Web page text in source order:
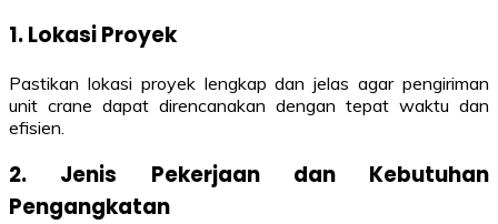
1. Lokasi Proyek
Pastikan lokasi proyek lengkap dan jelas agar pengiriman
unit crane dapat direncanakan dengan tepat waktu dan
efisien.
2. Jenis Pekerjaan dan Kebutuhan
Pengangkatan